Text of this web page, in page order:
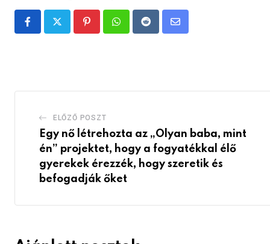
PinterestWhatsappRedditShare
ELŐZŐ POSZT
Egy nő létrehozta az „Olyan baba, mint
én” projektet, hogy a fogyatékkal élő
gyerekek érezzék, hogy szeretik és
befogadják őket